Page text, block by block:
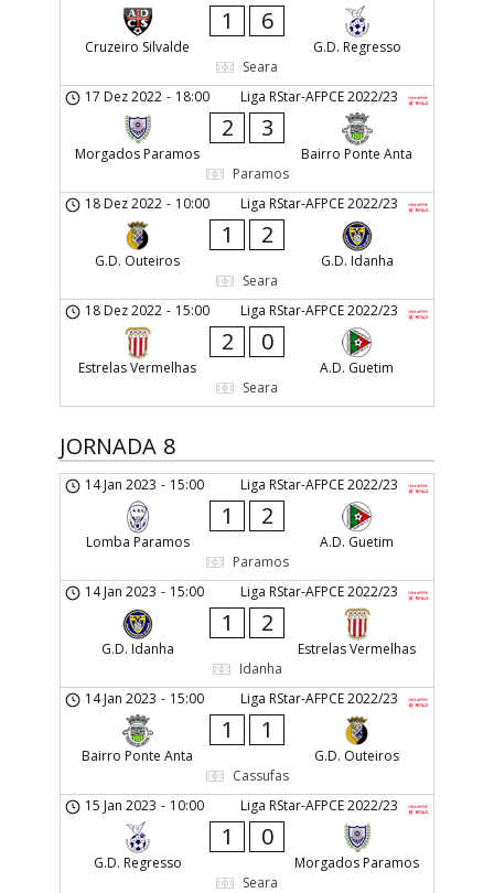
Cruzeiro Silvalde
1 6
G.D. Regresso
Seara
Liga RStar-AFPCE 2022/23
17 Dez 2022 - 18:00
Morgados Paramos
2 3
Bairro Ponte Anta
Paramos
Liga RStar-AFPCE 2022/23
18 Dez 2022 - 10:00
G.D. Outeiros
1 2
G.D. Idanha
Seara
Liga RStar-AFPCE 2022/23
18 Dez 2022 - 15:00
Estrelas Vermelhas
2 0
A.D. Guetim
Seara
JORNADA 8
Liga RStar-AFPCE 2022/23
14 Jan 2023 - 15:00
Lomba Paramos
1 2
A.D. Guetim
Paramos
Liga RStar-AFPCE 2022/23
14 Jan 2023 - 15:00
G.D. Idanha
1 2
Estrelas Vermelhas
Idanha
Liga RStar-AFPCE 2022/23
14 Jan 2023 - 15:00
Bairro Ponte Anta
1 1
G.D. Outeiros
Cassufas
Liga RStar-AFPCE 2022/23
15 Jan 2023 - 10:00
G.D. Regresso
1 0
Morgados Paramos
Seara